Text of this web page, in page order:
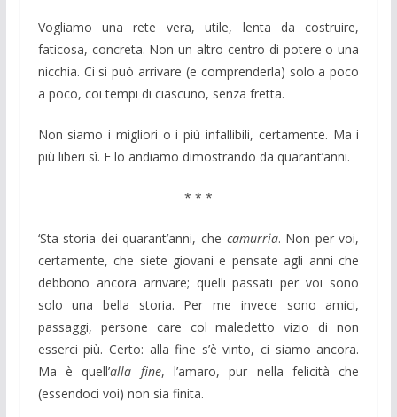
Vogliamo una rete vera, utile, lenta da costruire,
faticosa, concreta. Non un altro centro di potere o una
nicchia. Ci si può arrivare (e comprenderla) solo a poco
a poco, coi tempi di ciascuno, senza fretta.
Non siamo i migliori o i più infallibili, certamente. Ma i
più liberi sì. E lo andiamo dimostrando da quarant’anni.
* * *
‘Sta storia dei quarant’anni, che camurria. Non per voi,
certamente, che siete giovani e pensate agli anni che
debbono ancora arrivare; quelli passati per voi sono
solo una bella storia. Per me invece sono amici,
passaggi, persone care col maledetto vizio di non
esserci più. Certo: alla fine s’è vinto, ci siamo ancora.
Ma è quell’alla fine, l’amaro, pur nella felicità che
(essendoci voi) non sia finita.